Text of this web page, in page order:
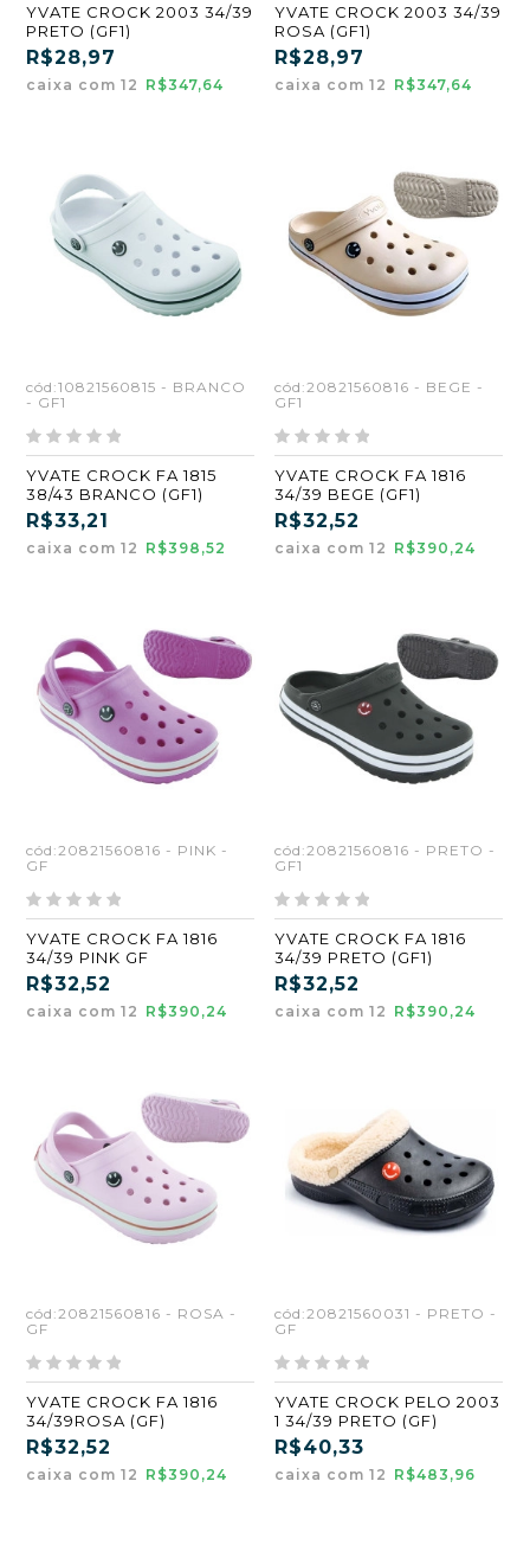
YVATE CROCK 2003 34/39
PRETO (GF1)
R$28,97
caixa com 12 R$347,64
YVATE CROCK 2003 34/39
ROSA (GF1)
R$28,97
caixa com 12 R$347,64
cód:10821560815 - BRANCO
- GF1
YVATE CROCK FA 1815
38/43 BRANCO (GF1)
R$33,21
caixa com 12 R$398,52
cód:20821560816 - BEGE -
GF1
YVATE CROCK FA 1816
34/39 BEGE (GF1)
R$32,52
caixa com 12 R$390,24
cód:20821560816 - PINK -
GF
YVATE CROCK FA 1816
34/39 PINK GF
R$32,52
caixa com 12 R$390,24
cód:20821560816 - PRETO -
GF1
YVATE CROCK FA 1816
34/39 PRETO (GF1)
R$32,52
caixa com 12 R$390,24
cód:20821560816 - ROSA -
GF
YVATE CROCK FA 1816
34/39ROSA (GF)
R$32,52
caixa com 12 R$390,24
cód:20821560031 - PRETO -
GF
YVATE CROCK PELO 2003
1 34/39 PRETO (GF)
R$40,33
caixa com 12 R$483,96